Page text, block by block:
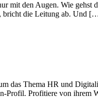
mit den Augen. Wie
bricht die Leitung ab. Und
das Thema HR und
Profil. Profitiere von